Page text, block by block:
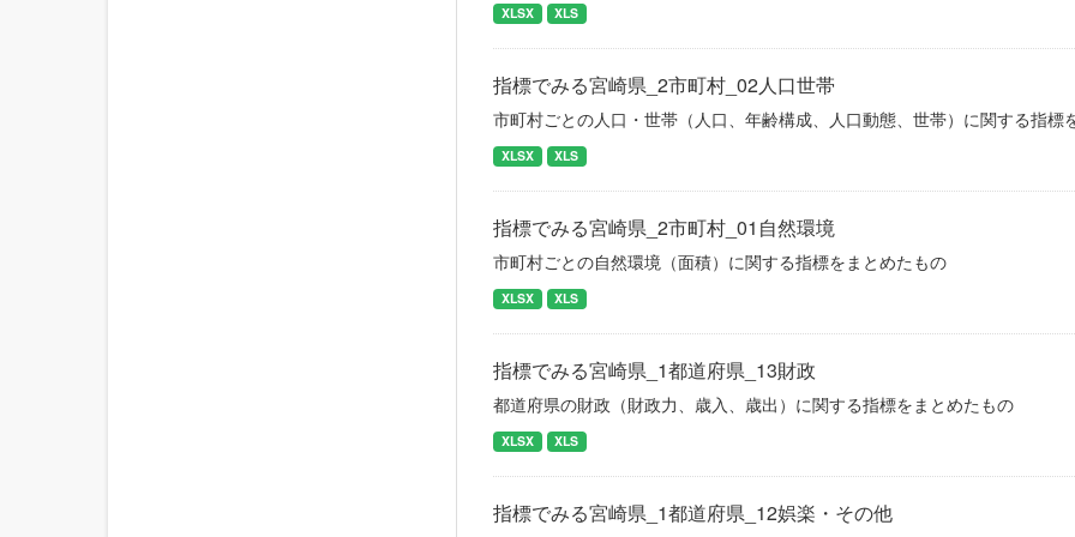
XLSX XLS
指標でみる宮崎県_2市町村_02人口世帯
市町村ごとの人口・世帯（人口、年齢構成、人口動態、世帯）に関する指標
XLSX XLS
指標でみる宮崎県_2市町村_01自然環境
市町村ごとの自然環境（面積）に関する指標をまとめたもの
XLSX XLS
指標でみる宮崎県_1都道府県_13財政
都道府県の財政（財政力、歳入、歳出）に関する指標をまとめたもの
XLSX XLS
指標でみる宮崎県_1都道府県_12娯楽・その他